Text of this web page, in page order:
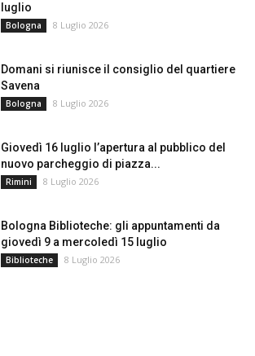
luglio
Bologna 8 Luglio 2026
Domani si riunisce il consiglio del quartiere
Savena
Bologna 8 Luglio 2026
Giovedì 16 luglio l’apertura al pubblico del
nuovo parcheggio di piazza...
Rimini 8 Luglio 2026
Bologna Biblioteche: gli appuntamenti da
giovedì 9 a mercoledì 15 luglio
Biblioteche 8 Luglio 2026